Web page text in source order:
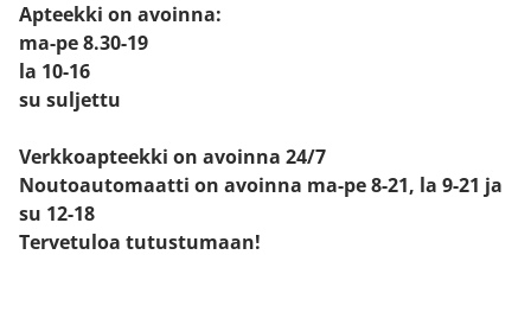
Apteekki on avoinna:
ma-pe 8.30-19
la 10-16
su suljettu
Verkkoapteekki on avoinna 24/7
Noutoautomaatti on avoinna ma-pe 8-21, la 9-21 ja
su 12-18
Tervetuloa tutustumaan!